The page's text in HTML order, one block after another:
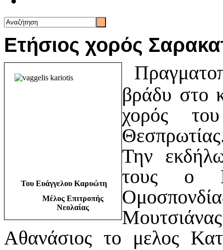
Ετήσιος χορός
Του Ευάγγελου Καρυώτη
Μέλος Επιτροπής
Νεολαίας
βράδυ στο
χορός
Την
τους ο
Αθανάσιος το μελος